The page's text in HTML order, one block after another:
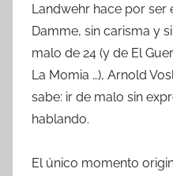
Landwehr hace por ser
Damme, sin carisma y
malo de 24 (y de El
La Momia …), Arnold
sabe: ir de malo sin
hablando.
El único momento